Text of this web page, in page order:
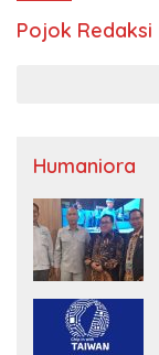
Pojok Redaksi
Humaniora